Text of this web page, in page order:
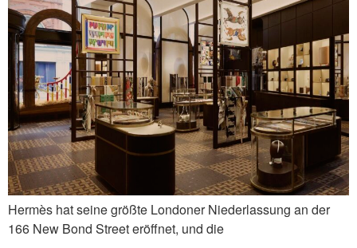
Hermès hat seine größte Londoner Niederlassung an der
166 New Bond Street eröffnet, und die